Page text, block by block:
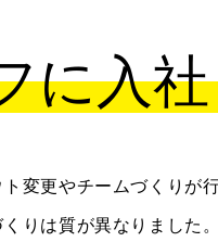
に入
変更やチームづくりが
りは質が異なりました